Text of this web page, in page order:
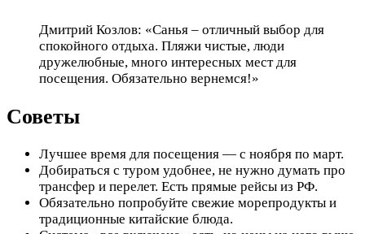
Дмитрий Козлов: «Санья – отличный выбор для
спокойного отдыха. Пляжи чистые, люди
дружелюбные, много интересных мест для
посещения. Обязательно вернемся!»
Советы
Лучшее время для посещения — с ноября по март.
Добираться с туром удобнее, не нужно думать про
трансфер и перелет. Есть прямые рейсы из РФ.
Обязательно попробуйте свежие морепродукты и
традиционные китайские блюда.